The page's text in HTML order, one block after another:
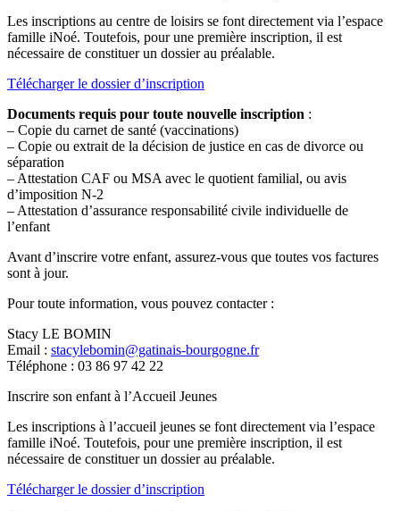
Les inscriptions au centre de loisirs se font directement via l’espace
famille iNoé. Toutefois, pour une première inscription, il est
nécessaire de constituer un dossier au préalable.
Télécharger le dossier d’inscription
Documents requis pour toute nouvelle inscription :
– Copie du carnet de santé (vaccinations)
– Copie ou extrait de la décision de justice en cas de divorce ou
séparation
– Attestation CAF ou MSA avec le quotient familial, ou avis
d’imposition N-2
– Attestation d’assurance responsabilité civile individuelle de
l’enfant
Avant d’inscrire votre enfant, assurez-vous que toutes vos factures
sont à jour.
Pour toute information, vous pouvez contacter :
Stacy LE BOMIN
Email : stacylebomin@gatinais-bourgogne.fr
Téléphone : 03 86 97 42 22
Inscrire son enfant à l’Accueil Jeunes
Les inscriptions à l’accueil jeunes se font directement via l’espace
famille iNoé. Toutefois, pour une première inscription, il est
nécessaire de constituer un dossier au préalable.
Télécharger le dossier d’inscription